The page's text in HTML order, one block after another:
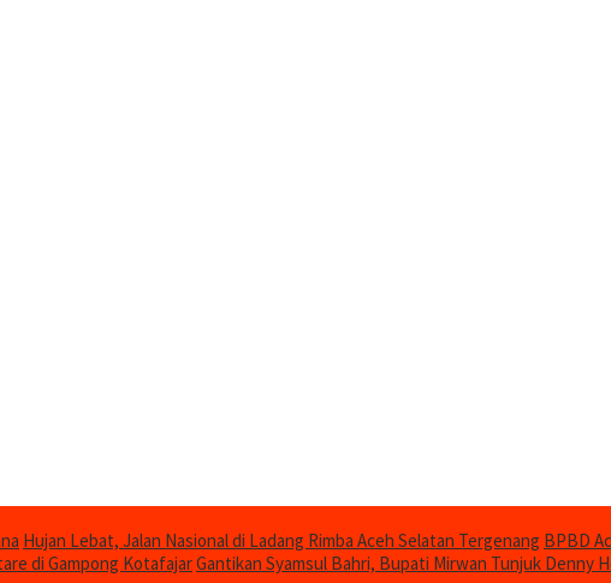
Hujan Lebat, Jalan Nasional di Ladang Rimba Aceh Selatan Tergenang BPBD
di Gampong KotafajarGantikan Syamsul Bahri, Bupati Mirwan Tunjuk Denny